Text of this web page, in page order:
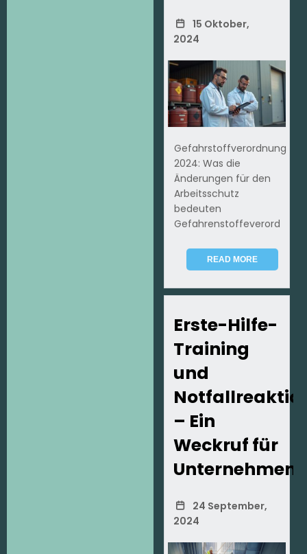
15 Oktober,
2024
Gefahrstoffverordnung
2024: Was die
Änderungen für den
Arbeitsschutz
bedeuten
Gefahrenstoffeverord
READ MORE
Erste-Hilfe-
Training
und
– Ein
Weckruf für
Unternehmen
24 September,
2024